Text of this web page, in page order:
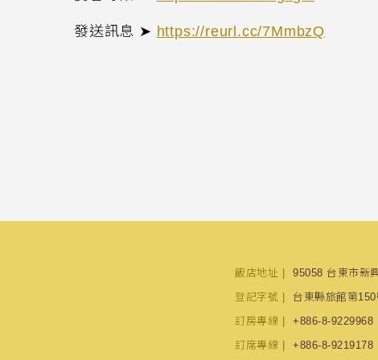
發送訊息 ➤ https://reurl.cc/7MmbzQ
飯店地址
95058 台東市新
登記字號
台東縣旅館第150
訂房專線
+886-8-9229968
訂席專線
+886-8-9219178